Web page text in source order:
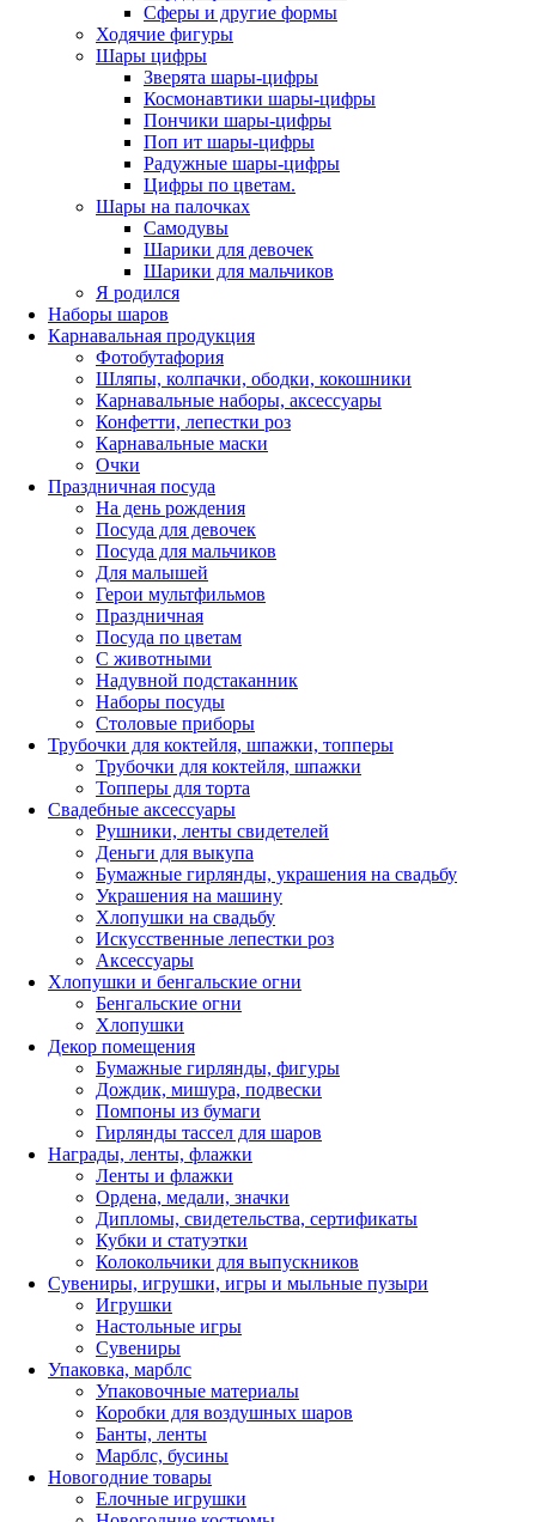
Сферы и другие формы
Ходячие фигуры
Шары цифры
Зверята шары-цифры
Космонавтики шары-цифры
Пончики шары-цифры
Поп ит шары-цифры
Радужные шары-цифры
Цифры по цветам.
Шары на палочках
Самодувы
Шарики для девочек
Шарики для мальчиков
Я родился
Наборы шаров
Карнавальная продукция
Фотобутафория
Шляпы, колпачки, ободки, кокошники
Карнавальные наборы, аксессуары
Конфетти, лепестки роз
Карнавальные маски
Очки
Праздничная посуда
На день рождения
Посуда для девочек
Посуда для мальчиков
Для малышей
Герои мультфильмов
Праздничная
Посуда по цветам
С животными
Надувной подстаканник
Наборы посуды
Столовые приборы
Трубочки для коктейля, шпажки, топперы
Трубочки для коктейля, шпажки
Топперы для торта
Свадебные аксессуары
Рушники, ленты свидетелей
Деньги для выкупа
Бумажные гирлянды, украшения на свадьбу
Украшения на машину
Хлопушки на свадьбу
Искусственные лепестки роз
Аксессуары
Хлопушки и бенгальские огни
Бенгальские огни
Хлопушки
Декор помещения
Бумажные гирлянды, фигуры
Дождик, мишура, подвески
Помпоны из бумаги
Гирлянды тассел для шаров
Награды, ленты, флажки
Ленты и флажки
Ордена, медали, значки
Дипломы, свидетельства, сертификаты
Кубки и статуэтки
Колокольчики для выпускников
Сувениры, игрушки, игры и мыльные пузыри
Игрушки
Настольные игры
Сувениры
Упаковка, марблс
Упаковочные материалы
Коробки для воздушных шаров
Банты, ленты
Марблс, бусины
Новогодние товары
Елочные игрушки